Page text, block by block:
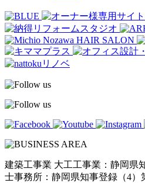
建築工事業 大工工事業：静岡県
士事務所：静岡県知事登録（4）